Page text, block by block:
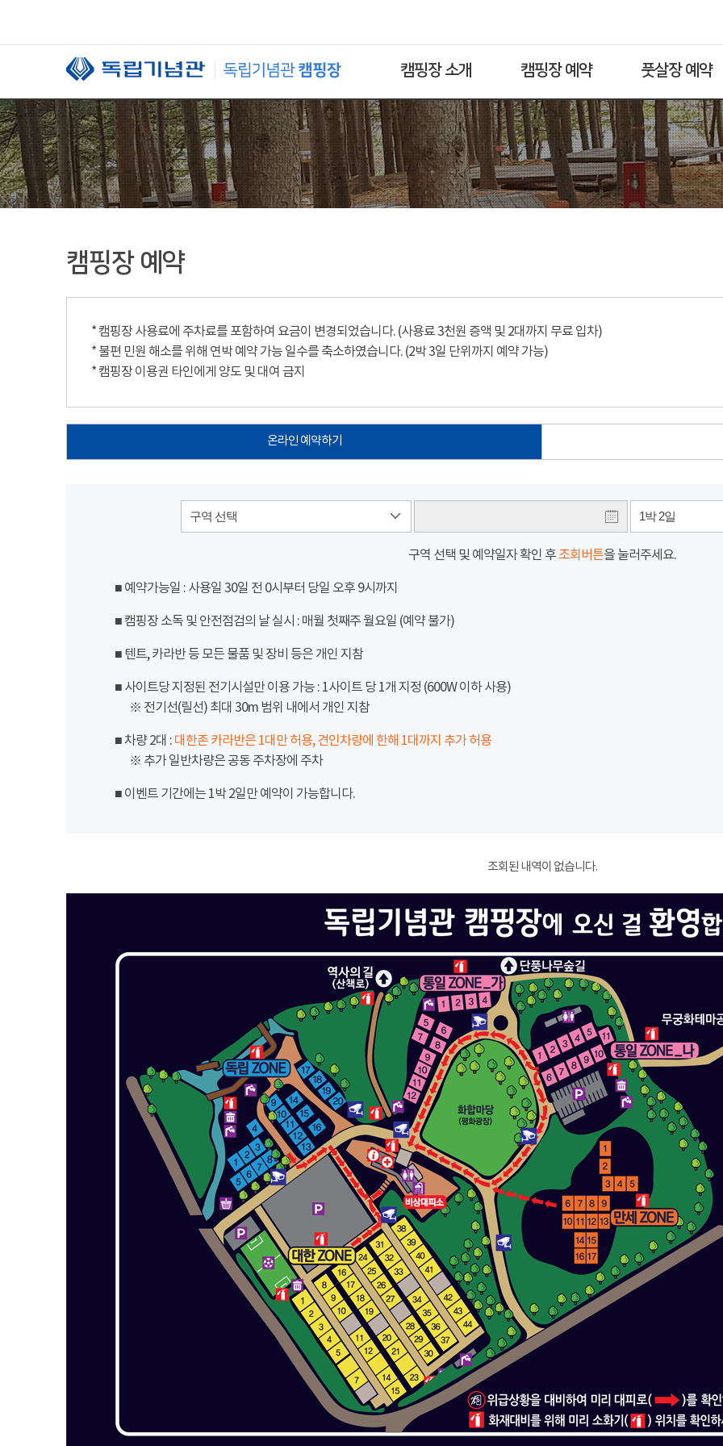
캠핑장 소개 캠핑장 예약 풋살장 예약
캠핑장 예약
* 캠핑장 사용료에 주차료를 포함하여 요금이 변경되었습니다. (사용료 3천원 증액 및 2대까지 무료 입차)
* 불편 민원 해소를 위해 연박 예약 가능 일수를 축소하였습니다. (2박 3일 단위까지 예약 가능)
* 캠핑장 이용권 타인에게 양도 및 대여 금지
온라인 예약하기
구역 선택 1박 2일
구역 선택 및 예약일자 확인 후 조회버튼을 눌러주세요.
■ 예약가능일 : 사용일 30일 전 0시부터 당일 오후 9시까지
■ 캠핑장 소독 및 안전점검의 날 실시 : 매월 첫째주 월요일 (예약 불가)
■ 텐트, 카라반 등 모든 물품 및 장비 등은 개인 지참
■ 사이트당 지정된 전기시설만 이용 가능 : 1사이트 당 1개 지정 (600W 이하 사용)
※ 전기선(릴선) 최대 30m 범위 내에서 개인 지참
■ 차량 2대 : 대한존 카라반은 1대만 허용, 견인차량에 한해 1대까지 추가 허용
※ 추가 일반차량은 공동 주차장에 주차
■ 이벤트 기간에는 1박 2일만 예약이 가능합니다.
조회된 내역이 없습니다.